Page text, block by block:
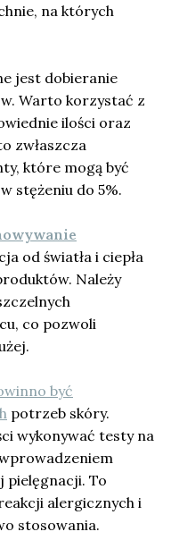
na których
jest dobieranie
Warto korzystać z
ilości oraz
zwłaszcza
które mogą być
stężeniu do 5%.
od światła i ciepła
Należy
co pozwoli
być
potrzeb skóry.
wykonywać testy na
pielęgnacji. To
alergicznych i
stosowania.